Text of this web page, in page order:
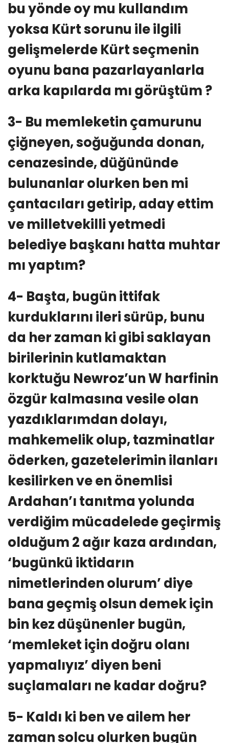
bu yönde oy mu kullandım
yoksa Kürt sorunu ile ilgili
gelişmelerde Kürt seçmenin
oyunu bana pazarlayanlarla
arka kapılarda mı görüştüm ?
3- Bu memleketin çamurunu
çiğneyen, soğuğunda donan,
cenazesinde, düğününde
bulunanlar olurken ben mi
çantacıları getirip, aday ettim
ve milletvekilli yetmedi
belediye başkanı hatta muhtar
mı yaptım?
4- Başta, bugün ittifak
kurduklarını ileri sürüp, bunu
da her zaman ki gibi saklayan
birilerinin kutlamaktan
korktuğu Newroz’un W harfinin
özgür kalmasına vesile olan
yazdıklarımdan dolayı,
mahkemelik olup, tazminatlar
öderken, gazetelerimin ilanları
kesilirken ve en önemlisi
Ardahan’ı tanıtma yolunda
verdiğim mücadelede geçirmiş
olduğum 2 ağır kaza ardından,
‘bugünkü iktidarın
nimetlerinden olurum’ diye
bana geçmiş olsun demek için
bin kez düşünenler bugün,
‘memleket için doğru olanı
yapmalıyız’ diyen beni
suçlamaları ne kadar doğru?
5- Kaldı ki ben ve ailem her
zaman solcu olurken bugün